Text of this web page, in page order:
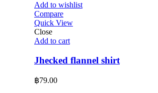
Add to wishlist
Compare
Quick View
Close
Add to cart
Jhecked flannel shirt
฿79.00